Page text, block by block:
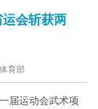
会斩获两
育部
届运动会武术项